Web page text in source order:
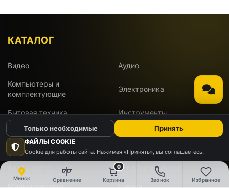
Минск Сравнение
0
Корзина Звонок Избранное
КАТАЛОГ
Видео Аудио
Компьютеры и
комплектующие
Электроника
Бытовая техника Инструменты
Для дома и дачи Красота и здоровье
Развлечения Работа и офис
Авто и мото Стройка и ремонт
ФАЙЛЫ COOKIE
Cookie для работы сайта. Нажимая «Принять», вы соглашаетесь.
Только необходимые Принять